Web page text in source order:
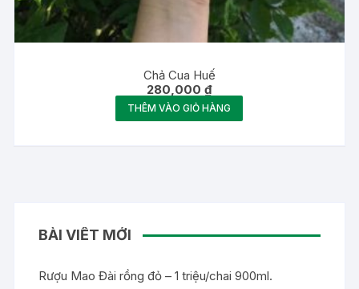
Chả Cua Huế
280,000₫
THÊM VÀO GIỎ HÀNG
BÀI VIẾT MỚI
Rượu Mao Đài rồng đỏ – 1 triệu/chai 900ml.